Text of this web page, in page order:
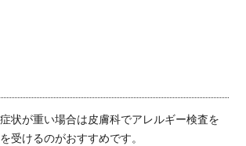
状が重い場合は皮膚科でアレルギー検査を
受けるのがおすすめです。